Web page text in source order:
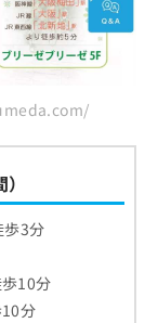
おすすめの
歩3分
10分
分